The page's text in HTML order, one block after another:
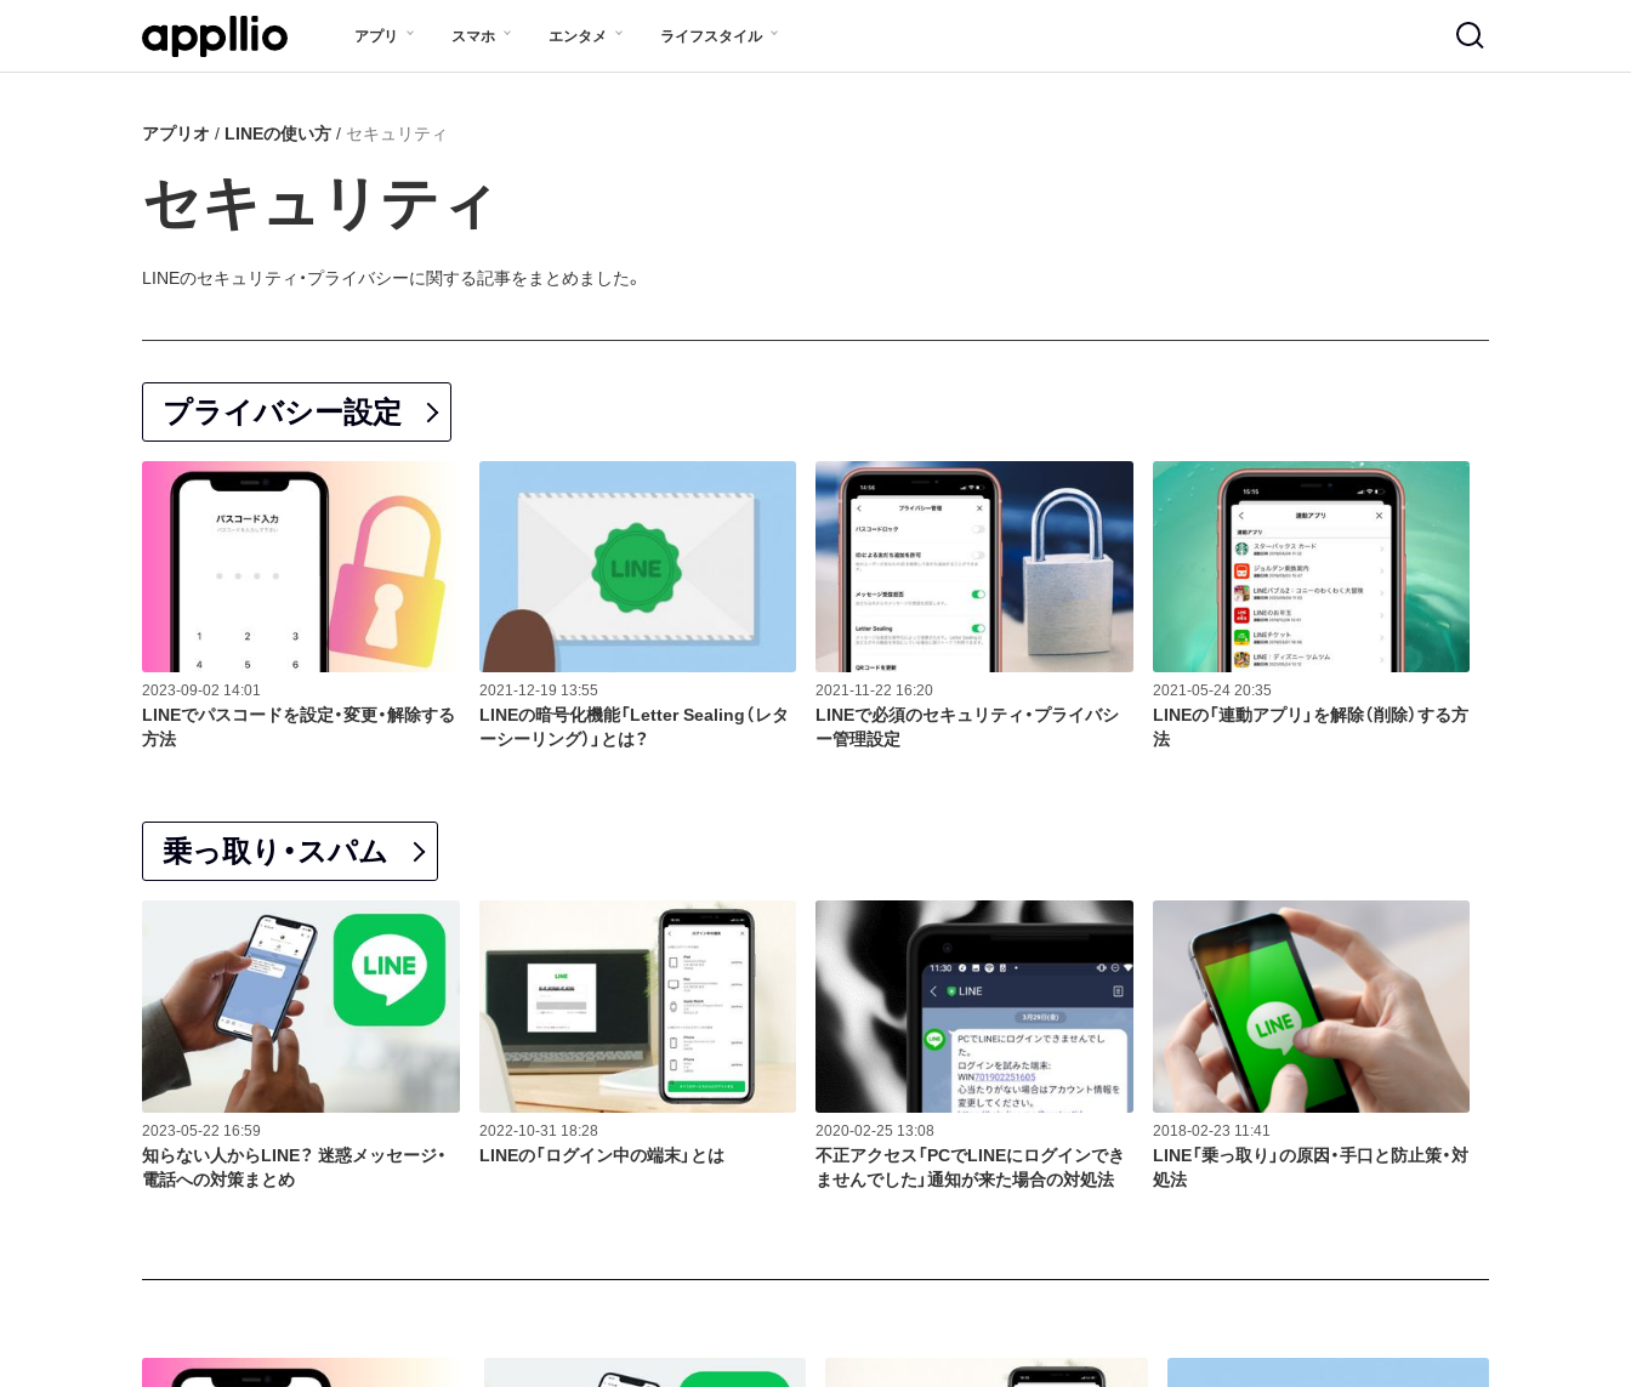
アプリ スマホ エンタメ ライフスタイル
アプリオ LINEの使い方 セキュリティ
セキュリティ
LINEのセキュリティ・プライバシーに関する記事をまとめました。
プライバシー設定
2023-09-02 14:01
LINEでパスコードを設定・変更・解除する
方法
2021-12-19 13:55
LINEの暗号化機能「Letter Sealing（レタ
ーシーリング）」とは？
2021-11-22 16:20
LINEで必須のセキュリティ・プライバシ
ー管理設定
2021-05-24 20:35
LINEの「連動アプリ」を解除（削除）する方
法
乗っ取り・スパム
2023-05-22 16:59
知らない人からLINE？ 迷惑メッセージ・
電話への対策まとめ
2022-10-31 18:28
LINEの「ログイン中の端末」とは
2020-02-25 13:08
不正アクセス「PCでLINEにログインでき
ませんでした」通知が来た場合の対処法
2018-02-23 11:41
LINE「乗っ取り」の原因・手口と防止策・対
処法